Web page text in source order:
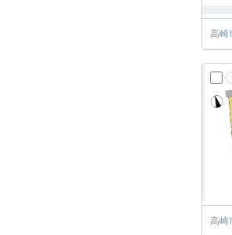
高崎
高崎